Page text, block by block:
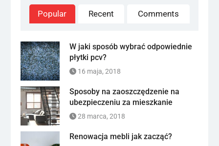
Popular Recent Comments
W jaki sposób wybrać odpowiednie
płytki pcv?
16 maja, 2018
Sposoby na zaoszczędzenie na
ubezpieczeniu za mieszkanie
28 marca, 2018
Renowacja mebli jak zacząć?